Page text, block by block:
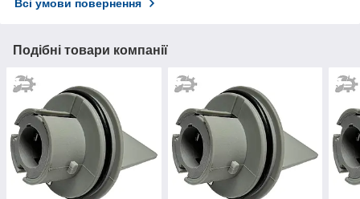
Всі умови повернення
Подібні товари компанії